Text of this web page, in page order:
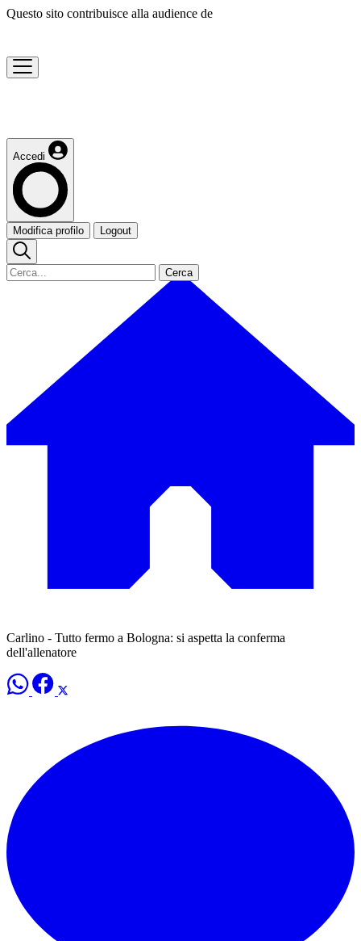
Questo sito contribuisce alla audience de
Accedi
Modifica profilo Logout
Cerca
Carlino - Tutto fermo a Bologna: si aspetta la conferma
dell'allenatore